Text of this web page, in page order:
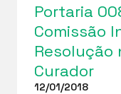
Portaria
Comissão
Resolução
Curador
12/01/2018